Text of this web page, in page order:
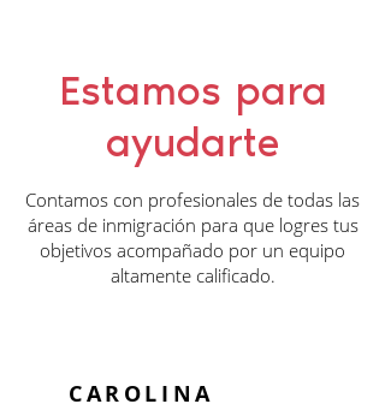
Estamos para
ayudarte
Contamos con profesionales de todas las
áreas de inmigración para que logres tus
objetivos acompañado por un equipo
altamente calificado.
CAROLINA